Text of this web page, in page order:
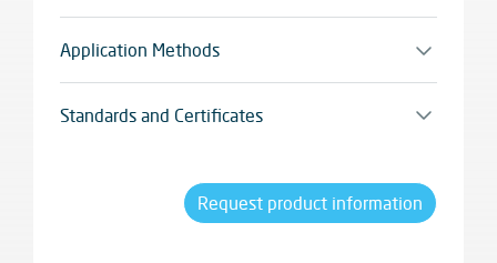
Paredes exteriores
Application Methods
Espátula
Standards and Certificates
Request product information